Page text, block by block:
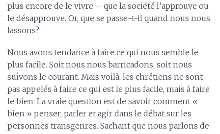
plus encore de le vivre – que la société l’approuve ou
le désapprouve. Or, que se passe-t-il quand nous nous
lassons?
Nous avons tendance à faire ce qui nous semble le
plus facile. Soit nous nous barricadons, soit nous
suivons le courant. Mais voilà, les chrétiens ne sont
pas appelés à faire ce qui est le plus facile, mais à faire
le bien. La vraie question est de savoir comment «
bien » penser, parler et agir dans le débat sur les
personnes transgenres. Sachant que nous parlons de